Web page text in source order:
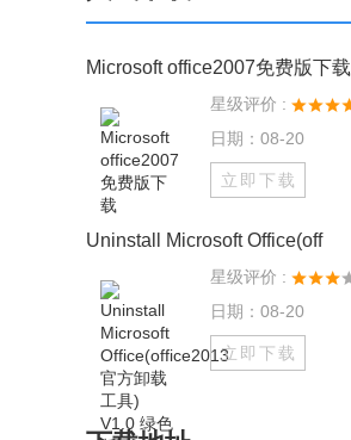
Microsoft office2007免费版下载
星级评价 :
日期：08-20
立即下载
Uninstall Microsoft Office(off
星级评价 :
日期：08-20
立即下载